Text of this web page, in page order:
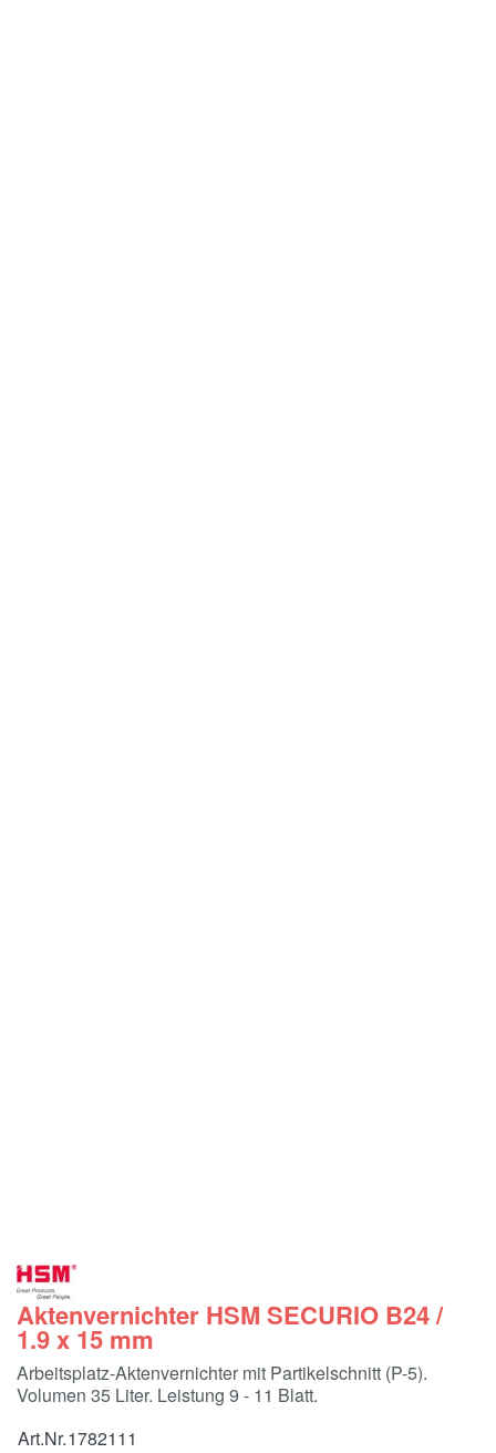
Aktenvernichter HSM SECURIO B24 /
1.9 x 15 mm
Arbeitsplatz-Aktenvernichter mit Partikelschnitt (P-5).
Volumen 35 Liter. Leistung 9 - 11 Blatt.
Art.Nr.1782111